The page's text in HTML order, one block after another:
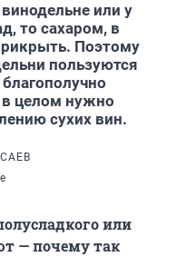
или у
то сахаром, в
Поэтому
пользуются
в целом нужно
сухих вин.
или
— почему так